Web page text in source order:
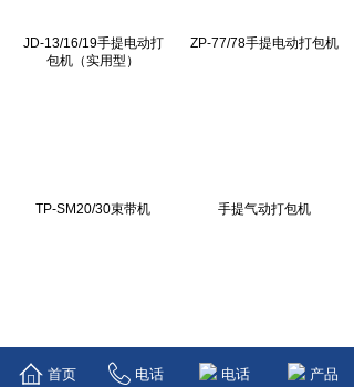
JD-13/16/19手提电动打
包机（实用型）
ZP-77/78手提电动打包机
TP-SM20/30束带机 手提气动打包机
首页 电话 电话 产品